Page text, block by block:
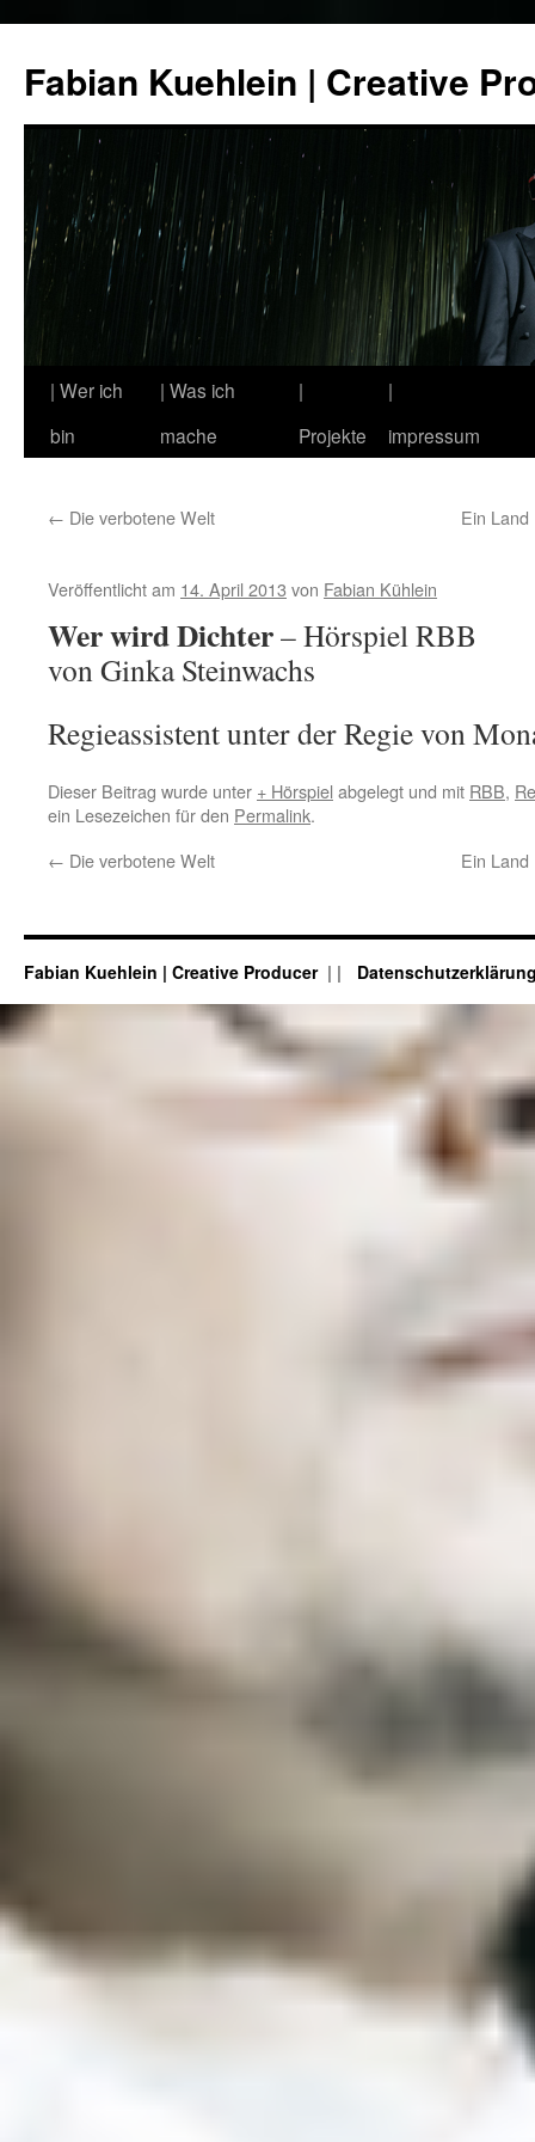
springen
Fabian Kuehlein | Creative
| Wer ich
bin
| Was ich
mache
|
Projekte
|
impressum
← Die verbotene Welt Ein
Veröffentlicht am 14. April 2013 von Fabian Kühlein
Wer wird Dichter– Hörspiel RBB
von Ginka Steinwachs
Regieassistent unter der Regie von
Dieser Beitrag wurde unter + Hörspiel abgelegt und mit RBB,
ein Lesezeichen für den Permalink.
← Die verbotene Welt Ein
Fabian Kuehlein | Creative Producer |